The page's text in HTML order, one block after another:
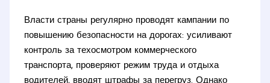
Власти страны регулярно проводят кампании по
повышению безопасности на дорогах: усиливают
контроль за техосмотром коммерческого
транспорта, проверяют режим труда и отдыха
водителей, вводят штрафы за перегруз. Однако